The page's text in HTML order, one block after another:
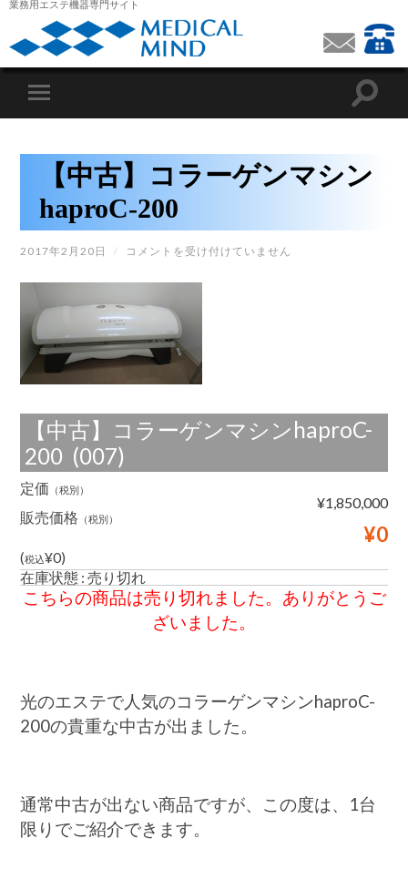
業務用エステ機器専門サイト
【中古】コラーゲンマシン
haproC-200
2017年2月20日 /
【中
コ
ゲ
ン
マ
ン
200
は
コメントを受け付けていません
【中古】コラーゲンマシンhaproC-
200 (007)
定価 （税別）
¥1,850,000
販売価格
（税別）
¥0
(税込¥0)
在庫状態 : 売り切れ
こちらの商品は売り切れました。ありがとうご
ざいました。
光のエステで人気のコラーゲンマシンhaproC-
200の貴重な中古が出ました。
通常中古が出ない商品ですが、この度は、1台
限りでご紹介できます。